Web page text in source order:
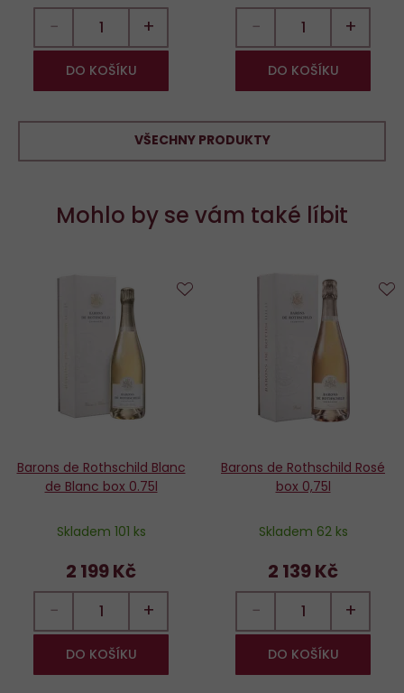
− +
DO KOŠÍKU
− +
DO KOŠÍKU
VŠECHNY PRODUKTY
Mohlo by se vám také líbit
Barons de Rothschild Blanc
de Blanc box 0.75l
Skladem 101 ks
2 199 Kč
− +
DO KOŠÍKU
oblíbených
Barons de Rothschild Rosé
box 0,75l
Skladem 62 ks
2 139 Kč
− +
DO KOŠÍKU